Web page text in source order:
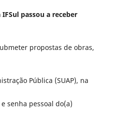
passou a receber
propostas de obras,
Pública (SUAP), na
senha pessoal do(a)